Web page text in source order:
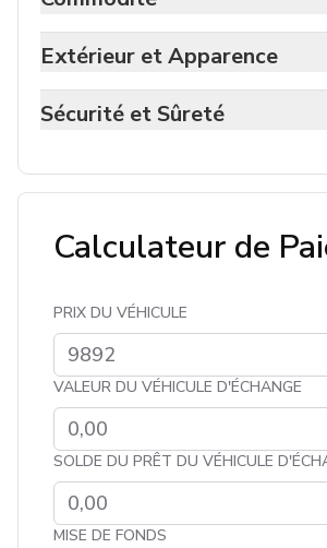
Extérieur et Apparence
Sécurité et Sûreté
Calculateur de
PRIX DU VÉHICULE
VALEUR DU VÉHICULE D'ÉCHANGE
SOLDE DU PRÊT DU VÉHICULE
MISE DE FONDS